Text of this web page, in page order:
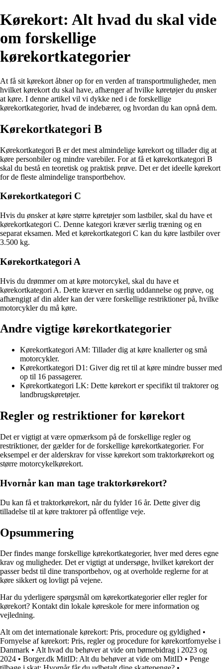
Kørekort: Alt hvad du skal vide
om forskellige
kørekortkategorier
At få sit kørekort åbner op for en verden af transportmuligheder, men
hvilket kørekort du skal have, afhænger af hvilke køretøjer du ønsker
at køre. I denne artikel vil vi dykke ned i de forskellige
kørekortkategorier, hvad de indebærer, og hvordan du kan opnå dem.
Kørekortkategori B
Kørekortkategori B er det mest almindelige kørekort og tillader dig at
køre personbiler og mindre varebiler. For at få et kørekortkategori B
skal du bestå en teoretisk og praktisk prøve. Det er det ideelle kørekort
for de fleste almindelige transportbehov.
Kørekortkategori C
Hvis du ønsker at køre større køretøjer som lastbiler, skal du have et
kørekortkategori C. Denne kategori kræver særlig træning og en
separat eksamen. Med et kørekortkategori C kan du køre lastbiler over
3.500 kg.
Kørekortkategori A
Hvis du drømmer om at køre motorcykel, skal du have et
kørekortkategori A. Dette kræver en særlig uddannelse og prøve, og
afhængigt af din alder kan der være forskellige restriktioner på, hvilke
motorcykler du må køre.
Andre vigtige kørekortkategorier
Kørekortkategori AM: Tillader dig at køre knallerter og små
motorcykler.
Kørekortkategori D1: Giver dig ret til at køre mindre busser med
op til 16 passagerer.
Kørekortkategori LK: Dette kørekort er specifikt til traktorer og
landbrugskøretøjer.
Regler og restriktioner for kørekort
Det er vigtigt at være opmærksom på de forskellige regler og
restriktioner, der gælder for de forskellige kørekortkategorier. For
eksempel er der alderskrav for visse kørekort som traktorkørekort og
større motorcykelkørekort.
Hvornår kan man tage traktorkørekort?
Du kan få et traktorkørekort, når du fylder 16 år. Dette giver dig
tilladelse til at køre traktorer på offentlige veje.
Opsummering
Der findes mange forskellige kørekortkategorier, hver med deres egne
krav og muligheder. Det er vigtigt at undersøge, hvilket kørekort der
passer bedst til dine transportbehov, og at overholde reglerne for at
køre sikkert og lovligt på vejene.
Har du yderligere spørgsmål om kørekortkategorier eller regler for
kørekort? Kontakt din lokale køreskole for mere information og
vejledning.
Alt om det internationale kørekort: Pris, procedure og gyldighed •
Fornyelse af kørekort: Pris, regler og procedure for kørekortfornyelse i
Danmark • Alt hvad du behøver at vide om børnebidrag i 2023 og
2024 • Borger.dk MitID: Alt du behøver at vide om MitID • Penge